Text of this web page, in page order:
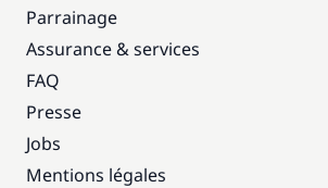
Parrainage
Assurance & services
FAQ
Presse
Jobs
Mentions légales